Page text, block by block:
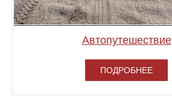
Автопутешествие
ПОДРОБНЕЕ